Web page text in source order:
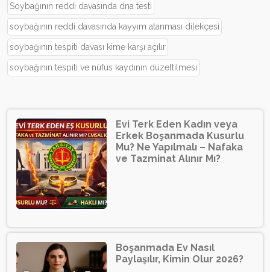
Soybağının reddi davasında dna testi
soybağının reddi davasında kayyım atanması dilekçesi
soybağının tespiti davası kime karşı açılır
soybağının tespiti ve nüfus kaydının düzeltilmesi
Evi Terk Eden Kadın veya
Erkek Boşanmada Kusurlu
Mu? Ne Yapılmalı – Nafaka
ve Tazminat Alınır Mı?
Boşanmada Ev Nasıl
Paylaşılır, Kimin Olur 2026?